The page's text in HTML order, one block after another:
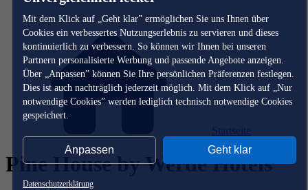
Mit dem Klick auf „Geht klar” ermöglichen Sie uns Ihnen über
Cookies ein verbessertes Nutzungserlebnis zu servieren und dieses
kontinuierlich zu verbessern. So können wir Ihnen bei unseren
Partnern personalisierte Werbung und passende Angebote anzeigen.
Über „Anpassen” können Sie Ihre persönlichen Präferenzen festlegen.
Dies ist auch nachträglich jederzeit möglich. Mit dem Klick auf „Nur
notwendige Cookies” werden lediglich technisch notwendige Cookies
gespeichert.
Anpassen Geht klar
Datenschutzerklärung
Pine House by Werde Hotels